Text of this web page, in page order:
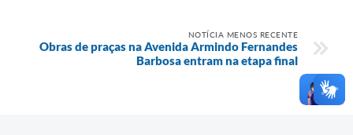
NOTÍCIA MENOS RECENTE
Obras de praças na Avenida Armindo Fernandes
Barbosa entram na etapa final